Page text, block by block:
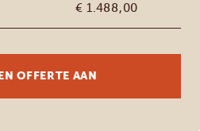
€ 1.488,00
OFFERTE AAN